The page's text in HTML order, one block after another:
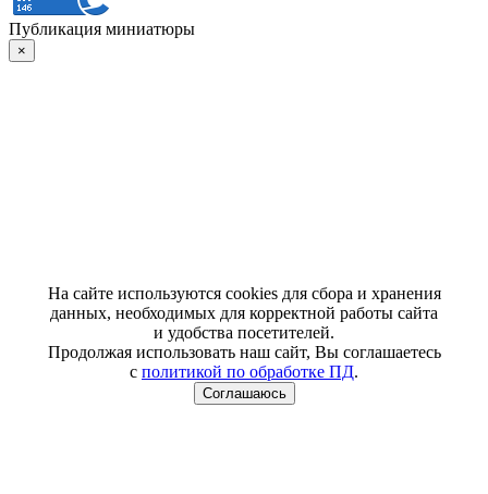
Публикация миниатюры
×
На сайте используются cookies для сбора и хранения
данных, необходимых для корректной работы сайта
и удобства посетителей.
Продолжая использовать наш сайт, Вы соглашаетесь
с политикой по обработке ПД.
Соглашаюсь